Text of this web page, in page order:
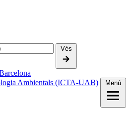
Vés
Ambientals (ICTA-UAB)
Menú